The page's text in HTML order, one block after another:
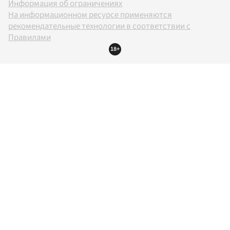
Информация об ограничениях
На информационном ресурсе применяются
рекомендательные технологии в соответствии с
Правилами
18+